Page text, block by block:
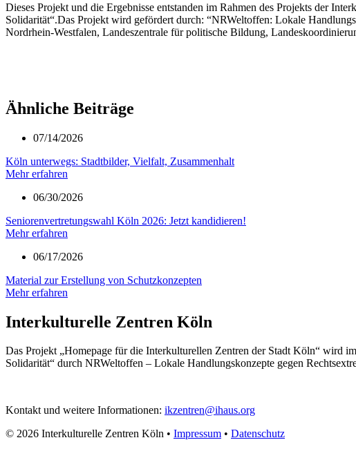
Dieses Projekt und die Ergebnisse entstanden im Rahmen des Projekts der
Solidarität“.Das Projekt wird gefördert durch: “NRWeltoffen: Lokale
Nordrhein-Westfalen, Landeszentrale für politische Bildung,
Ähnliche Beiträge
07/14/2026
Köln unterwegs: Stadtbilder, Vielfalt, Zusammenhalt
Mehr erfahren
06/30/2026
Seniorenvertretungswahl Köln 2026: Jetzt kandidieren!
Mehr erfahren
06/17/2026
Material zur Erstellung von Schutzkonzepten
Mehr erfahren
Interkulturelle Zentren Köln
Das Projekt „Homepage für die Interkulturellen Zentren der Stadt Köln“ wird
Solidarität“ durch NRWeltoffen – Lokale Handlungskonzepte gegen
Kontakt und weitere Informationen: ikzentren@ihaus.org
© 2026 Interkulturelle Zentren Köln • Impressum • Datenschutz